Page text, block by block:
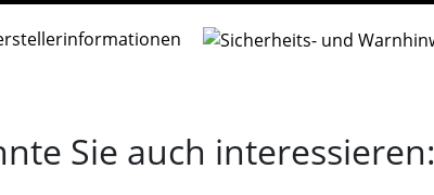
Sie auch interessieren: